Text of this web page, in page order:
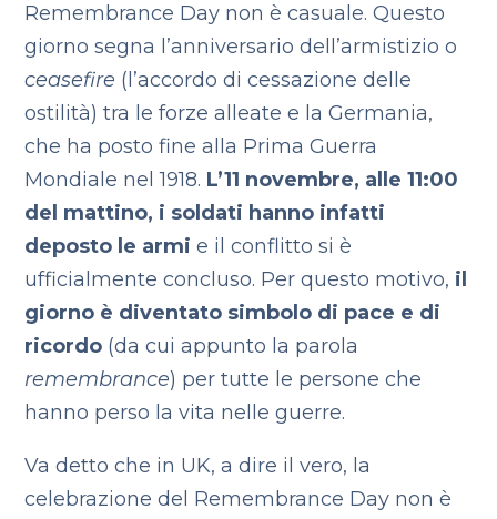
Remembrance Day non è casuale. Questo
giorno segna l’anniversario dell’armistizio o
ceasefire (l’accordo di cessazione delle
ostilità) tra le forze alleate e la Germania,
che ha posto fine alla Prima Guerra
Mondiale nel 1918. L’11 novembre, alle 11:00
del mattino, i soldati hanno infatti
deposto le armie il conflitto si è
ufficialmente concluso. Per questo motivo, il
giorno è diventato simbolo di pace e di
ricordo (da cui appunto la parola
remembrance) per tutte le persone che
hanno perso la vita nelle guerre.
Va detto che in UK, a dire il vero, la
celebrazione del Remembrance Day non è